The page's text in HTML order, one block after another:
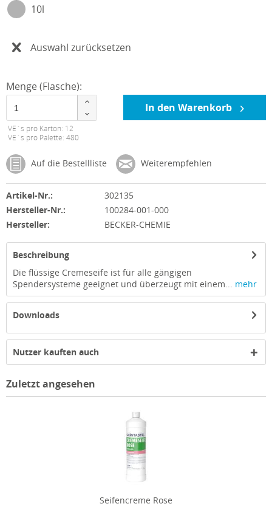
10l
Auswahl zurücksetzen
Menge (Flasche):
VE´s pro Karton: 12
VE´s pro Palette: 480
In den Warenkorb
Auf die Bestellliste Weiterempfehlen
Artikel-Nr.:
302135
Hersteller-Nr.:
100284-001-000
Hersteller:
BECKER-CHEMIE
Beschreibung
Die flüssige Cremeseife ist für alle gängigen
Spendersysteme geeignet und überzeugt mit einem... mehr
Downloads
Nutzer kauften auch
Zuletzt angesehen
Seifencreme Rose